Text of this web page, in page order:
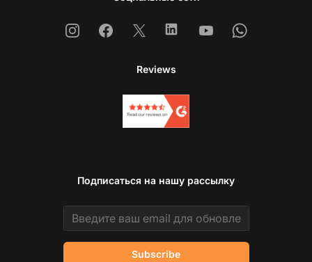
InstagramFacebook
X LinkedinYoutubeWhatsapp
Reviews
Подписаться на нашу рассылку
Email address
Subscribe